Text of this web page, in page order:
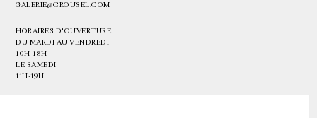
GALERIE@CROUSEL.COM
HORAIRES D'OUVERTURE
DU MARDI AU VENDREDI
10H-18H
LE SAMEDI
11H-19H